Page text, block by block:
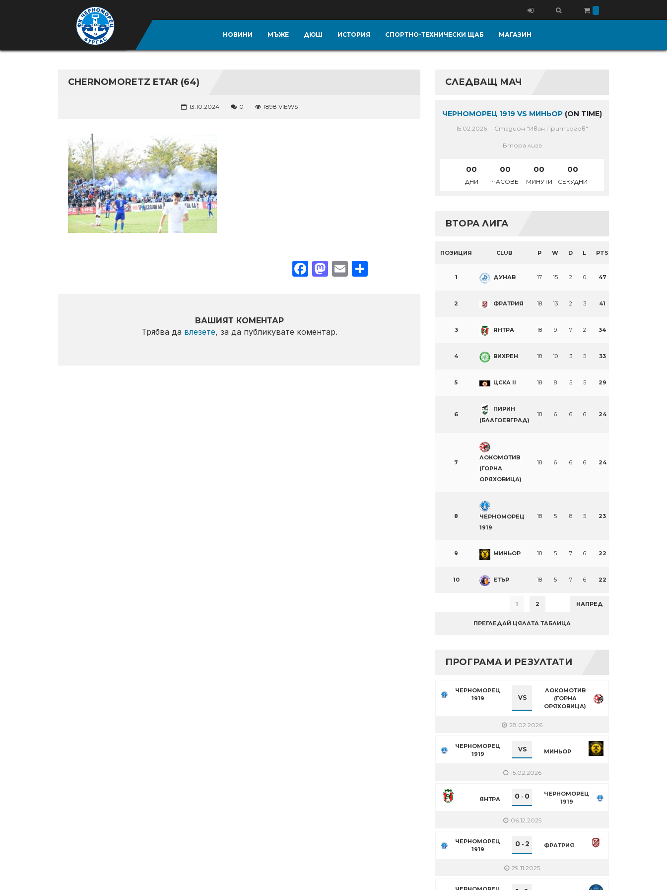
НОВИНИ МЪЖЕ ДЮШ ИСТОРИЯ СПОРТНО-ТЕХНИЧЕСКИ ЩАБ МАГАЗИН
CHERNOMORETZ ETAR (64)
13.10.2024 0 1898 VIEWS
Facebook
Mastodon
EmailShare
ВАШИЯТ КОМЕНТАР
Трябва да влезете, за да публикувате коментар.
СЛЕДВАЩ МАЧ
ЧЕРНОМОРЕЦ 1919 VS МИНЬОР (ON TIME)
15.02.2026 Стадион "Иван Притъргов"
Втора лига
00
ДНИ
00
ЧАСОВЕ
00
МИНУТИ
00
СЕКУДНИ
ВТОРА ЛИГА
ПОЗИЦИЯ CLUB P W D L PTS
1 ДУНАВ 17 15 2 0 47
2 ФРАТРИЯ 18 13 2 3 41
3 ЯНТРА 18 9 7 2 34
4 ВИХРЕН 18 10 3 5 33
5 ЦСКА II 18 8 5 5 29
6
ПИРИН
(БЛАГОЕВГРАД)
18 6 6 6 24
7
ЛОКОМОТИВ
(ГОРНА
ОРЯХОВИЦА)
18 6 6 6 24
8
ЧЕРНОМОРЕЦ
1919
18 5 8 5 23
9 МИНЬОР 18 5 7 6 22
10 ЕТЪР 18 5 7 6 22
1 2 НАПРЕД
ПРЕГЛЕДАЙ ЦЯЛАТА ТАБЛИЦА
ПРОГРАМА И РЕЗУЛТАТИ
ЧЕРНОМОРЕЦ
1919
VS
ЛОКОМОТИВ
(ГОРНА
ОРЯХОВИЦА)
28.02.2026
ЧЕРНОМОРЕЦ
1919
VS МИНЬОР
15.02.2026
ЯНТРА 0 - 0
ЧЕРНОМОРЕЦ
1919
06.12.2025
ЧЕРНОМОРЕЦ
1919
0- 2 ФРАТРИЯ
29.11.2025